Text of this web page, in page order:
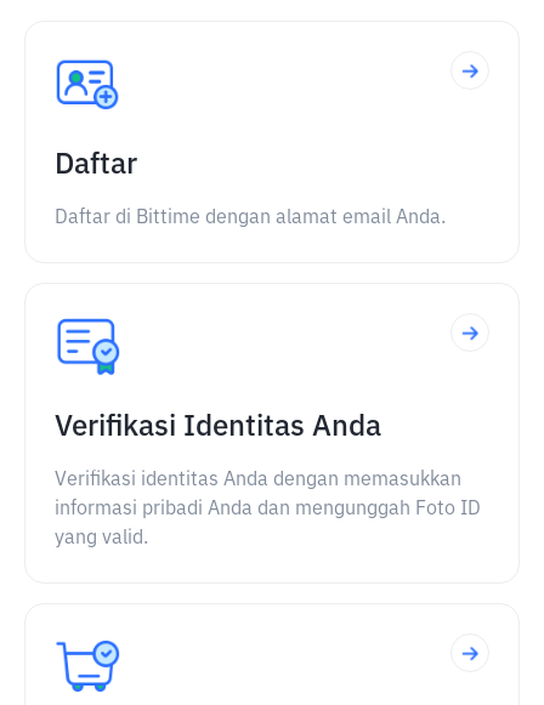
Daftar
Daftar di Bittime dengan alamat email Anda.
Verifikasi Identitas Anda
Verifikasi identitas Anda dengan memasukkan
informasi pribadi Anda dan mengunggah Foto ID
yang valid.